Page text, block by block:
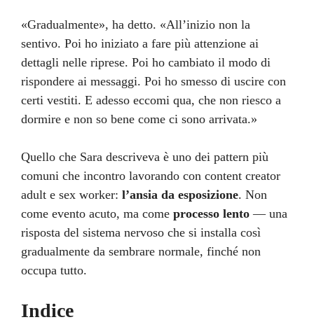
«Gradualmente», ha detto. «All’inizio non la
sentivo. Poi ho iniziato a fare più attenzione ai
dettagli nelle riprese. Poi ho cambiato il modo di
rispondere ai messaggi. Poi ho smesso di uscire con
certi vestiti. E adesso eccomi qua, che non riesco a
dormire e non so bene come ci sono arrivata.»
Quello che Sara descriveva è uno dei pattern più
comuni che incontro lavorando con content creator
adult e sex worker: l’ansia da esposizione. Non
come evento acuto, ma come processo lento— una
risposta del sistema nervoso che si installa così
gradualmente da sembrare normale, finché non
occupa tutto.
Indice